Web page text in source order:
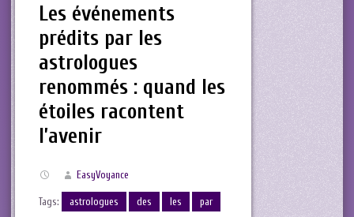
Les événements
prédits par les
astrologues
renommés : quand les
étoiles racontent
l’avenir
EasyVoyance
Tags: astrologues des les par